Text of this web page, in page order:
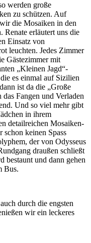
werden große
zu schützen. Auf
die Mosaiken in den
Renate erläutert uns die
Einsatz von
leuchten. Jedes Zimmer
Gästezimmer mit
„Kleinen Jagd“-
es einmal auf Sizilien
ist da die „Große
Fangen und Verladen
Und so viel mehr gibt
in ihrem
detailreichen Mosaiken-
schon keinen Spass
der von Odysseus
draußen schließt
bestaunt und dann gehen
Bus.
durch die engsten
wir ein leckeres